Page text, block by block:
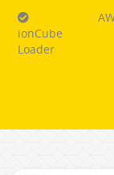
ionCube
Loader